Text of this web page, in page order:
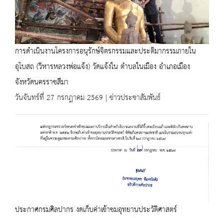
การดำเนินงานโครงการอนุรักษ์จิตรกรรมและประติมากรรมภายใน
อุโบสถ (วิหารหลวงพ่อแจ้ง) วัดแจ้งใน ตำบลในเมือง อำเภอเมือง
จังหวัดนครราชสีมา
วันจันทร์ที่ 27 กรกฎาคม 2569 | ข่าวประชาสัมพันธ์
ประกาศกรมศิลปากร งดเก็บค่าเข้าชมอุทยานประวัติศาสตร์